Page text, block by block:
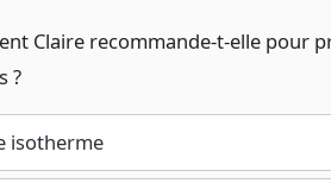
Claire recommande-t-elle pour
?
isotherme